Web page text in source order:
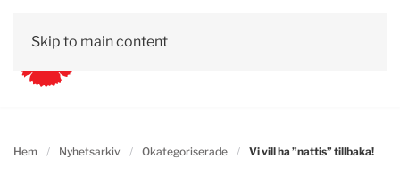
Skip to main content
Hem Nyhetsarkiv Okategoriserade Vi vill ha ”nattis” tillbaka!